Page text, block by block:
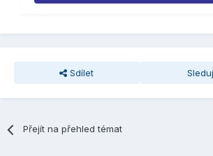
Sdílet
Přejít na přehled témat